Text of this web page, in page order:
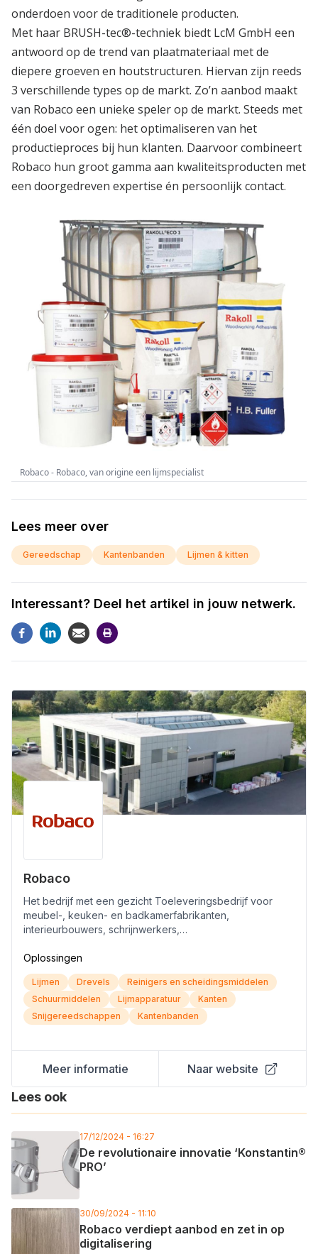
onderdoen voor de traditionele producten.
Met haar BRUSH-tec®-techniek biedt LcM GmbH een
antwoord op de trend van plaatmateriaal met de
diepere groeven en houtstructuren. Hiervan zijn reeds
3 verschillende types op de markt. Zo’n aanbod maakt
van Robaco een unieke speler op de markt. Steeds met
één doel voor ogen: het optimaliseren van het
productieproces bij hun klanten. Daarvoor combineert
Robaco hun groot gamma aan kwaliteitsproducten met
een doorgedreven expertise én persoonlijk contact.
Robaco - Robaco, van origine een lijmspecialist
Lees meer over
Gereedschap Kantenbanden Lijmen & kitten
Interessant? Deel het artikel in jouw netwerk.
Robaco
Het bedrijf met een gezicht Toeleveringsbedrijf voor
meubel-, keuken- en badkamerfabrikanten,
interieurbouwers, schrijnwerkers,…
Oplossingen
Lijmen Drevels
Reinigers en scheidingsmiddelen
Schuurmiddelen
Lijmapparatuur
Kanten
Snijgereedschappen
Kantenbanden
Meer informatie Naar website
Lees ook
17/12/2024 - 16:27
De revolutionaire innovatie ‘Konstantin®
PRO’
30/09/2024 - 11:10
Robaco verdiept aanbod en zet in op
digitalisering